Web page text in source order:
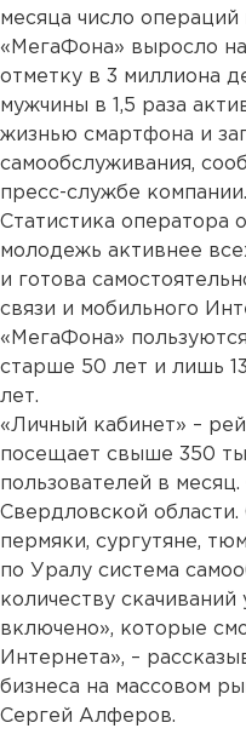
месяца число
«МегаФона» выросло
отметку в 3 миллиона
мужчины в 1,5 раза
жизнью смартфона и
самообслуживания,
пресс-службе компании.
Статистика оператора
молодежь активнее
и готова
связи и мобильного
«МегаФона»
старше 50 лет и лишь
лет.
«Личный кабинет» –
посещает свыше 350
пользователей в
Свердловской
пермяки, сургутяне,
по Уралу система
количеству
включено», которые
Интернета», –
бизнеса на массовом
Сергей Алферов.